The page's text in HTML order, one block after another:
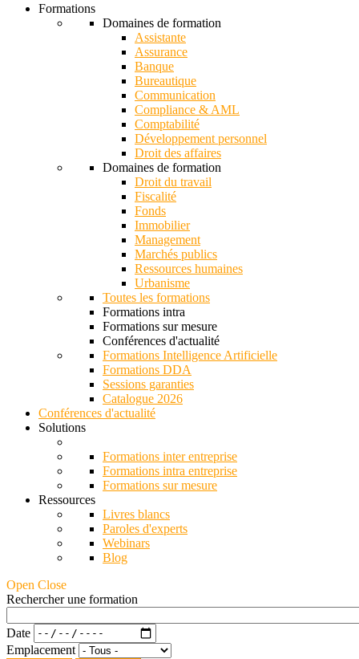
Formations
Domaines de formation
Assistante
Assurance
Banque
Bureautique
Communication
Compliance & AML
Comptabilité
Développement personnel
Droit des affaires
Domaines de formation
Droit du travail
Fiscalité
Fonds
Immobilier
Management
Marchés publics
Ressources humaines
Urbanisme
Toutes les formations
Formations intra
Formations sur mesure
Conférences d'actualité
Formations Intelligence Artificielle
Formations DDA
Sessions garanties
Catalogue 2026
Conférences d'actualité
Solutions
Formations inter entreprise
Formations intra entreprise
Formations sur mesure
Ressources
Livres blancs
Paroles d'experts
Webinars
Blog
Open Close
Rechercher une formation
Date
Emplacement